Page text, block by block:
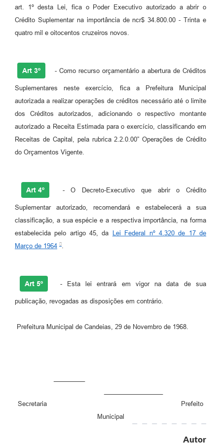
Prestação de Contas Secretaria de Educação
RELATÓRIO ESPORTE MUNICIPAL 2025
art. 1º desta Lei, fica o Poder Executivo autorizado a abrir o
Crédito Suplementar na importância de ncr$ 34.800.00 - Trinta e
quatro mil e oitocentos cruzeiros novos.
Art 3º - Como recurso orçamentário a abertura de Créditos
Suplementares neste exercício, fica a Prefeitura Municipal
autorizada a realizar operações de créditos necessário até o limite
dos Créditos autorizados, adicionando o respectivo montante
autorizado a Receita Estimada para o exercício, classificando em
Receitas de Capital, pela rubrica 2.2.0.00” Operações de Crédito
do Orçamentos Vigente.
Art 4º - O Decreto-Executivo que abrir o Crédito
Suplementar autorizado, recomendará e estabelecerá a sua
classificação, a sua espécie e a respectiva importância, na forma
estabelecida pelo artigo 45, da
Lei Federal nº 4.320 de 17 de
Março de 1964
.
Art 5º - Esta lei entrará em vigor na data de sua
publicação, revogadas as disposições em contrário.
Prefeitura Municipal de Candeias, 29 de Novembro de 1968.
Secretaria Prefeito
Municipal
Autor